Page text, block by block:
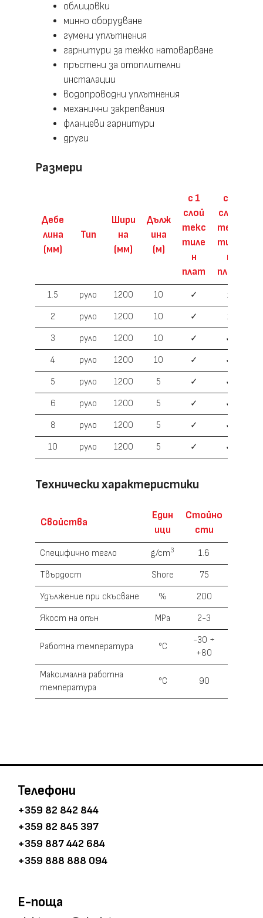
облицовки
минно оборудване
гумени уплътнения
гарнитури за тежко натоварване
пръстени за отоплителни
инсталации
водопроводни уплътнения
механични закрепвания
фланцеви гарнитури
други
Размери
Дебе
лина
(мм)
Тип
Шири
на
(мм)
Дълж
ина
(м)
с 1
слой
текс
тиле
н
плат
с 2
слоя
текс
тиле
н
плат
1.5 руло 1200 10 ✓
x
2
руло 1200 10 ✓
x
3
руло 1200 10 ✓
✓
4
руло 1200 10 ✓
✓
5
руло 1200 5 ✓
✓
6
руло 1200 5 ✓
✓
8
руло 1200 5 ✓
✓
10
руло 1200 5 ✓ ✓
Технически характеристики
Свойства
Един
ици
Стойно
сти
Специфично тегло g/cm3
1.6
Твърдост
Shore
75
Удължение при скъсване
%
200
Якост на опън
MPa 2-3
Работна температура °С
-30 ÷
+80
Максимална работна
температура
°С 90
Телефони
+359 82 842 844
+359 82 845 397
+359 887 442 684
+359 888 888 094
E-поща